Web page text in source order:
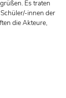
Es traten
innen der
die Akteure,